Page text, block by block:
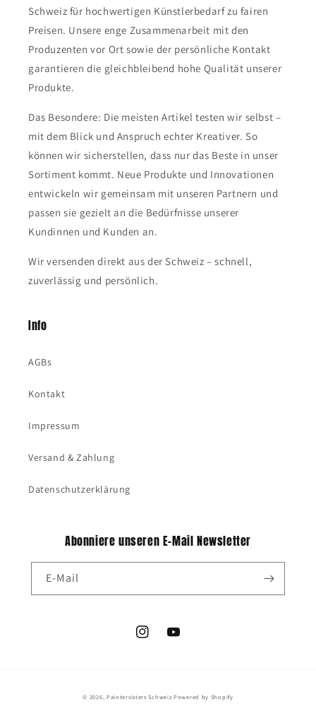
Schweiz für hochwertigen Künstlerbedarf zu fairen
Preisen. Unsere enge Zusammenarbeit mit den
Produzenten vor Ort sowie der persönliche Kontakt
garantieren die gleichbleibend hohe Qualität unserer
Produkte.
Das Besondere: Die meisten Artikel testen wir selbst –
mit dem Blick und Anspruch echter Kreativer. So
können wir sicherstellen, dass nur das Beste in unser
Sortiment kommt. Neue Produkte und Innovationen
entwickeln wir gemeinsam mit unseren Partnern und
passen sie gezielt an die Bedürfnisse unserer
Kundinnen und Kunden an.
Wir versenden direkt aus der Schweiz – schnell,
zuverlässig und persönlich.
Info
AGBs
Kontakt
Impressum
Versand & Zahlung
Datenschutzerklärung
Abonniere unseren E-Mail Newsletter
E-Mail
InstagramYouTube
© 2026, Paintersisters Schweiz Powered by Shopify